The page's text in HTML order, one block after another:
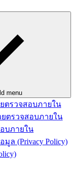
menu
ตรวจสอบภายใน
ตรวจสอบภายใน
บภายใน
ล (Privacy Policy)